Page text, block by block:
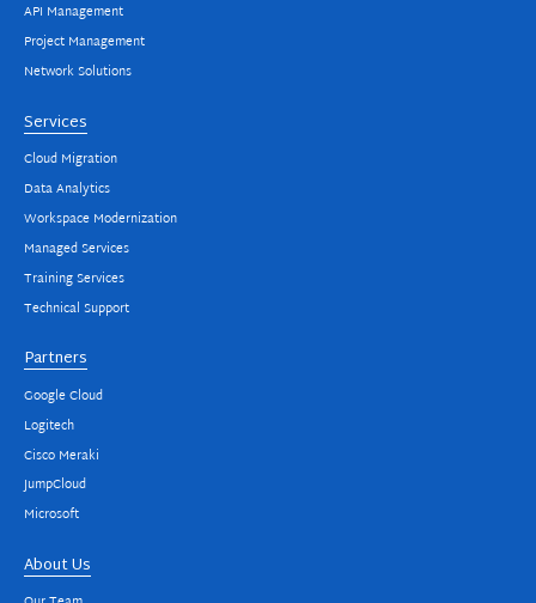
API Management
Project Management
Network Solutions
Services
Cloud Migration
Data Analytics
Workspace Modernization
Managed Services
Training Services
Technical Support
Partners
Google Cloud
Logitech
Cisco Meraki
JumpCloud
Microsoft
About Us